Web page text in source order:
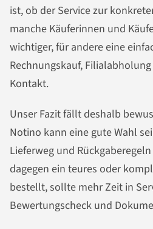
ist, ob der Service zur
manche Käuferinnen und
wichtiger, für andere eine
Rechnungskauf,
Kontakt.
Unser Fazit fällt deshalb
Notino kann eine gute Wahl
Lieferweg und
dagegen ein teures oder
bestellt, sollte mehr Zeit in
Bewertungscheck und